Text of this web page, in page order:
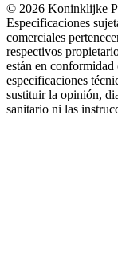
© 2026 Koninklijke
Especificaciones
comerciales
respectivos
están en
especificaciones
sustituir la opinión,
sanitario ni las